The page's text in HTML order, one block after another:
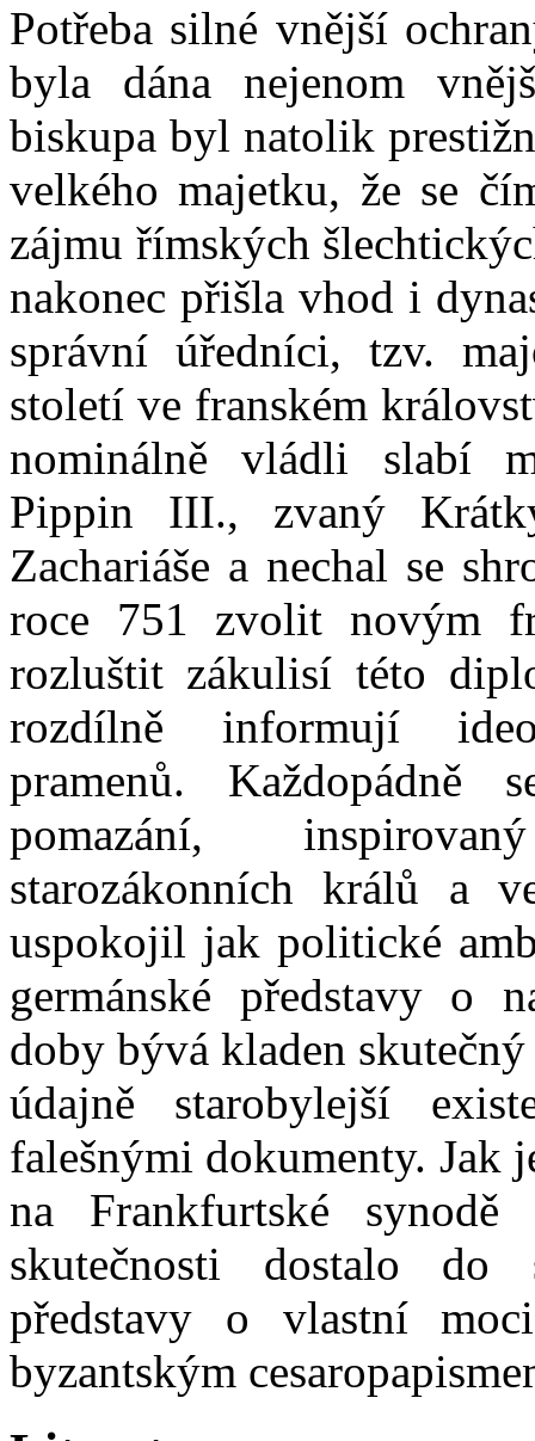
Potřeba silné vnější
byla dána nejenom
biskupa byl natolik
velkého majetku, že se
zájmu římských
nakonec přišla vhod i
správní úředníci, tzv.
století ve franském
nominálně vládli slabí
Pippin III., zvaný
Zachariáše a nechal se
roce 751 zvolit novým
rozluštit zákulisí této
rozdílně informují
pramenů.
pomazání,
starozákonních králů a
uspokojil jak politické
germánské představy o
doby bývá kladen
údajně starobylejší
falešnými dokumenty. Jak
na Frankfurtské
skutečnosti dostalo
představy o vlastní
byzantským